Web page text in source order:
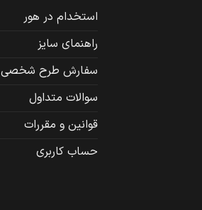
استخدام در هور
راهنمای سایز
سفارش طرح شخصی
سوالات متداول
قوانین و مقررات
حساب کاربری